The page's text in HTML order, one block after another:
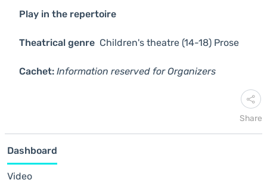
Play in the repertoire
Theatrical genre Children's theatre (14-18) Prose
Cachet: Information reserved for Organizers
Share
Dashboard
Video